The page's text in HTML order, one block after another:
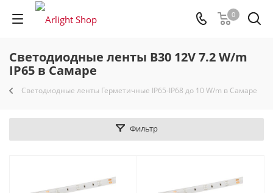
0
Светодиодные ленты B30 12V 7.2 W/m
IP65 в Самаре
Светодиодные ленты Герметичные IP65-IP68 до 10 W/m в Самаре
Фильтр